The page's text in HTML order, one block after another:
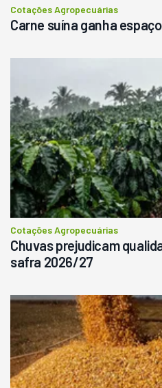
Cotações Agropecuárias
Carne suína ganha
Cotações Agropecuárias
Chuvas prejudicam
safra 2026/27